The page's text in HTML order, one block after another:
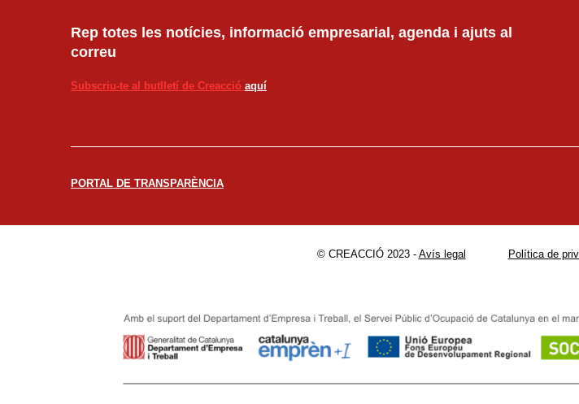
Rep totes les notícies, informació empresarial, agenda i ajuts al
correu
Subscriu-te al butlletí de Creacció aquí
PORTAL DE TRANSPARÈNCIA
© CREACCIÓ 2023 - Avís legal Política de